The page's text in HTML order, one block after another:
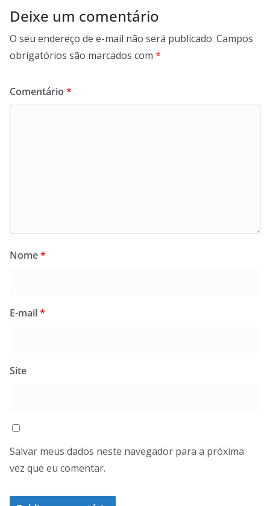
Deixe um comentário
O seu endereço de e-mail não será publicado. Campos
obrigatórios são marcados com *
Comentário *
Nome*
E-mail*
Site
Salvar meus dados neste navegador para a próxima
vez que eu comentar.